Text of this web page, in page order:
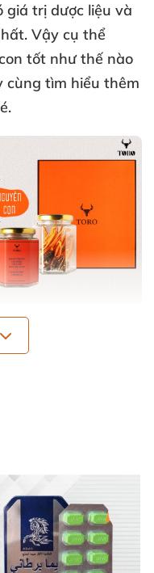
giá trị dược liệu và
. Vậy cụ thể
tốt như thế nào
cùng tìm hiểu thêm
.
hạ thảo
triển ở
5000m như Tây
túi ký sinh lên ấu
và làm sâu chết
trùng. Đến mùa hè